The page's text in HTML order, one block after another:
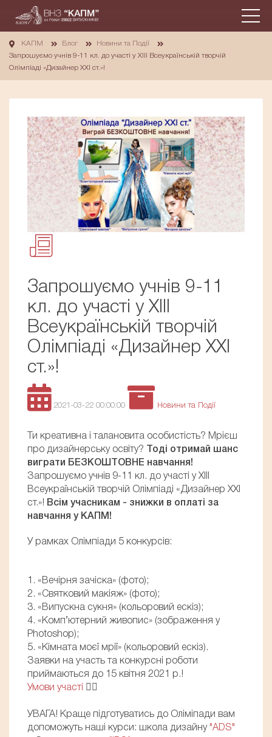
КАПМ Блог
Новини та Події
Запрошуємо учнів 9-11 кл. до участі у ХIІI Всеукраїнській творчій
Олімпіаді «Дизайнер ХХІ ст.»!
Запрошуємо учнів 9-11
кл. до участі у ХIІI
Всеукраїнській творчій
Олімпіаді «Дизайнер ХХІ
ст.»!
2021-03-22 00:00:00 Новини та Події
Ти креативна і талановита особистість? Мрієш
про дизайнерську освіту?
Тоді отримай шанс
виграти БЕЗКОШТОВНЕ навчання!
Запрошуємо учнів 9-11 кл. до участі у ХIІI
Всеукраїнській творчій Олімпіаді «Дизайнер ХХІ
ст.»! Всім учасникам - знижки в оплаті за
навчання у КАПМ!
У рамках Олімпіади 5 конкурсів:
1. «Вечірня зачіска» (фото);
2. «Святковий макіяж» (фото);
3. «Випускна сукня» (кольоровий ескіз);
4. «Комп’ютерний живопис» (зображення у
Photoshop);
5. «Кімната моєї мрії» (кольоровий ескіз).
Заявки на участь та конкурсні роботи
приймаються до 15 квітня 2021 р.!
Умови участі
👈🏼
УВАГА! Краще підготуватись до Оліміпади вам
допоможуть наші курси: школа дизайну "ADS"